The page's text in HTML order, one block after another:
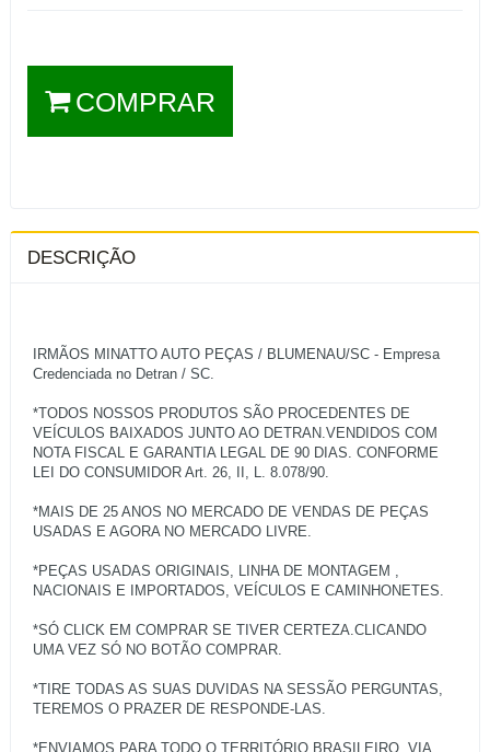
COMPRAR
DESCRIÇÃO
IRMÃOS MINATTO AUTO PEÇAS / BLUMENAU/SC - Empresa
Credenciada no Detran / SC.
*TODOS NOSSOS PRODUTOS SÃO PROCEDENTES DE
VEÍCULOS BAIXADOS JUNTO AO DETRAN.VENDIDOS COM
NOTA FISCAL E GARANTIA LEGAL DE 90 DIAS. CONFORME
LEI DO CONSUMIDOR Art. 26, II, L. 8.078/90.
*MAIS DE 25 ANOS NO MERCADO DE VENDAS DE PEÇAS
USADAS E AGORA NO MERCADO LIVRE.
*PEÇAS USADAS ORIGINAIS, LINHA DE MONTAGEM ,
NACIONAIS E IMPORTADOS, VEÍCULOS E CAMINHONETES.
*SÓ CLICK EM COMPRAR SE TIVER CERTEZA.CLICANDO
UMA VEZ SÓ NO BOTÃO COMPRAR.
*TIRE TODAS AS SUAS DUVIDAS NA SESSÃO PERGUNTAS,
TEREMOS O PRAZER DE RESPONDE-LAS.
*ENVIAMOS PARA TODO O TERRITÓRIO BRASILEIRO, VIA